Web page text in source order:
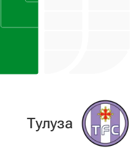
Тулуза